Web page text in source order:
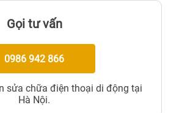
Gọi tư vấn
0986 942 866
sửa chữa điện thoại di động tại
Hà Nội.